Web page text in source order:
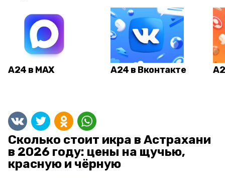
А24 в MAX А24 в Вконтакте
Сколько стоит икра в Астрахани
в 2026 году: цены на щучью,
красную и чёрную